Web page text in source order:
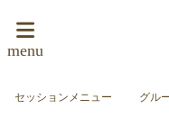
menu
セッションメニュー グル